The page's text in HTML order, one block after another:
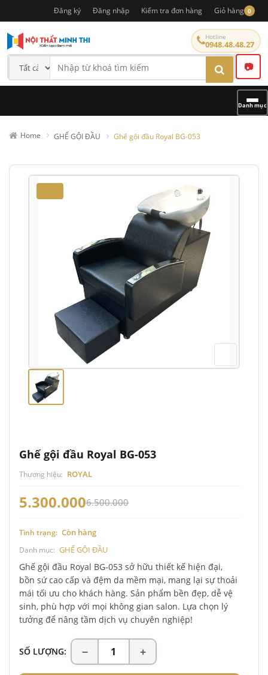
Đăng ký Đăng nhập Kiểm tra đơn hàng Giỏ hàng 0
📷
Hotline
0948.48.48.27
Danh mục
Home GHẾ GỘI ĐẦU Ghế gội đầu Royal BG-053
Ghế gội đầu Royal BG-053
Thương hiệu: ROYAL
5.300.0006.500.000
Tình trạng: Còn hàng
Danh mục: GHẾ GỘI ĐẦU
Ghế gội đầu Royal BG-053 sở hữu thiết kế hiện đại,
bồn sứ cao cấp và đệm da mềm mại, mang lại sự thoải
mái tối ưu cho khách hàng. Sản phẩm bền đẹp, dễ vệ
sinh, phù hợp với mọi không gian salon. Lựa chọn lý
tưởng để nâng tầm dịch vụ chuyên nghiệp!
SỐ LƯỢNG: